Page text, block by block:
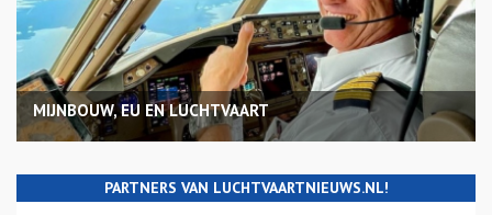
MIJNBOUW, EU EN LUCHTVAART
PARTNERS VAN LUCHTVAARTNIEUWS.NL!